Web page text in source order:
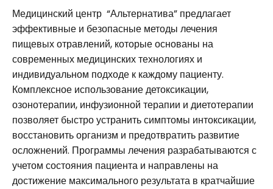
Медицинский центр “Альтернатива” предлагает
эффективные и безопасные методы лечения
пищевых отравлений, которые основаны на
современных медицинских технологиях и
индивидуальном подходе к каждому пациенту.
Комплексное использование детоксикации,
озонотерапии, инфузионной терапии и диетотерапии
позволяет быстро устранить симптомы интоксикации,
восстановить организм и предотвратить развитие
осложнений. Программы лечения разрабатываются с
учетом состояния пациента и направлены на
достижение максимального результата в кратчайшие